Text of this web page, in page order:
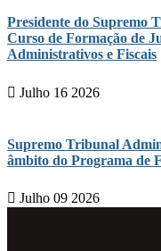
Presidente do Supremo
Curso de Formação de
Administrativos e Fiscais
Julho 16 2026
Supremo Tribunal
âmbito do Programa de
Julho 09 2026